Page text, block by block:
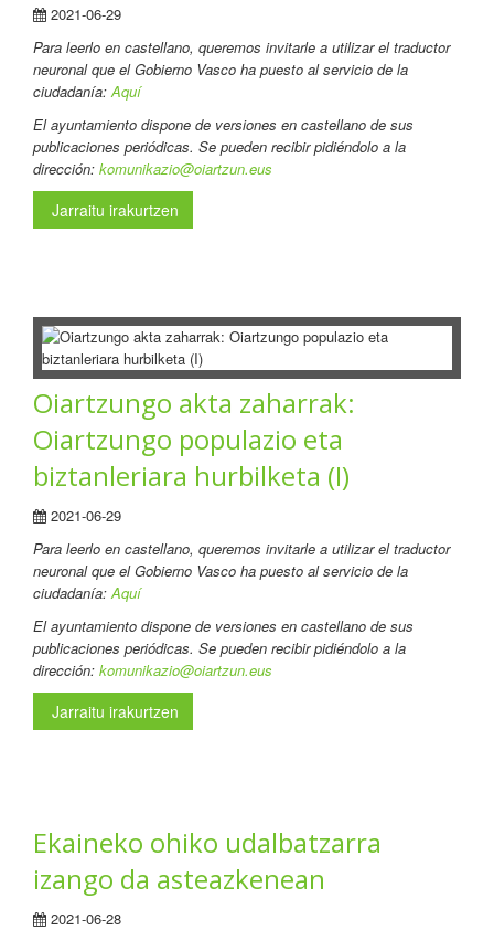
2021-06-29
Para leerlo en castellano, queremos invitarle a utilizar el traductor
neuronal que el Gobierno Vasco ha puesto al servicio de la
ciudadanía:Aquí
El ayuntamiento dispone de versiones en castellano de sus
publicaciones periódicas. Se pueden recibir pidiéndolo a la
dirección: komunikazio@oiartzun.eus
Jarraitu irakurtzen
Oiartzungo akta zaharrak:
Oiartzungo populazio eta
biztanleriara hurbilketa (I)
2021-06-29
Para leerlo en castellano, queremos invitarle a utilizar el traductor
neuronal que el Gobierno Vasco ha puesto al servicio de la
ciudadanía:Aquí
El ayuntamiento dispone de versiones en castellano de sus
publicaciones periódicas. Se pueden recibir pidiéndolo a la
dirección: komunikazio@oiartzun.eus
Jarraitu irakurtzen
Ekaineko ohiko udalbatzarra
izango da asteazkenean
2021-06-28